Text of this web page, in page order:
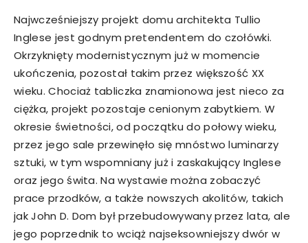
Najwcześniejszy projekt domu architekta Tullio
Inglese jest godnym pretendentem do czołówki.
Okrzyknięty modernistycznym już w momencie
ukończenia, pozostał takim przez większość XX
wieku. Chociaż tabliczka znamionowa jest nieco za
ciężka, projekt pozostaje cenionym zabytkiem. W
okresie świetności, od początku do połowy wieku,
przez jego sale przewinęło się mnóstwo luminarzy
sztuki, w tym wspomniany już i zaskakujący Inglese
oraz jego świta. Na wystawie można zobaczyć
prace przodków, a także nowszych akolitów, takich
jak John D. Dom był przebudowywany przez lata, ale
jego poprzednik to wciąż najseksowniejszy dwór w